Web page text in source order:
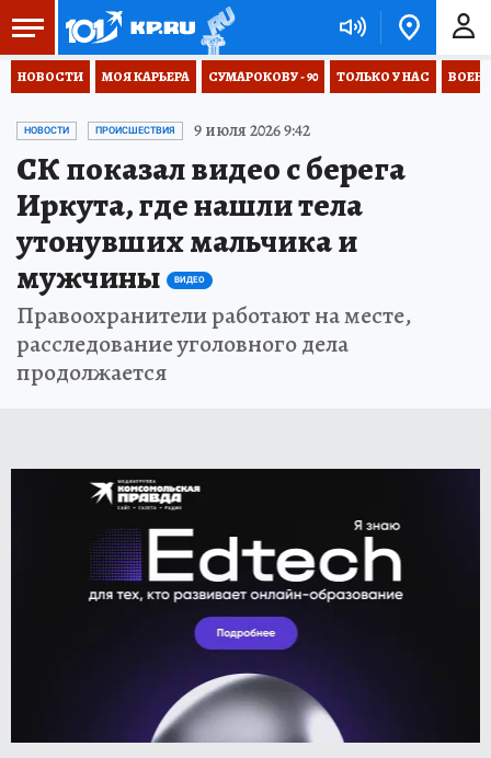
НОВОСТИ МОЯ КАРЬЕРА СУМАРОКОВУ - 90 ТОЛЬКО У НАС
НОВОСТИ ПРОИСШЕСТВИЯ 9 июля 2026 9:42
СК показал видео с берега
Иркута, где нашли тела
утонувших мальчика и
мужчины
ВИДЕО
Правоохранители работают на месте,
расследование уголовного дела
продолжается